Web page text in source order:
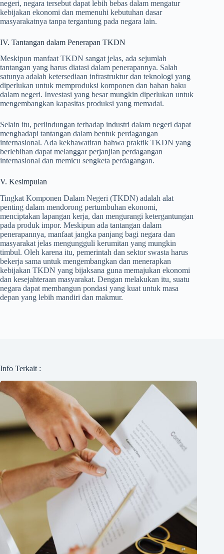
negeri, negara tersebut dapat lebih bebas dalam mengatur
kebijakan ekonomi dan memenuhi kebutuhan dasar
masyarakatnya tanpa tergantung pada negara lain.
IV. Tantangan dalam Penerapan TKDN
Meskipun manfaat TKDN sangat jelas, ada sejumlah
tantangan yang harus diatasi dalam penerapannya. Salah
satunya adalah ketersediaan infrastruktur dan teknologi yang
diperlukan untuk memproduksi komponen dan bahan baku
dalam negeri. Investasi yang besar mungkin diperlukan untuk
mengembangkan kapasitas produksi yang memadai.
Selain itu, perlindungan terhadap industri dalam negeri dapat
menghadapi tantangan dalam bentuk perdagangan
internasional. Ada kekhawatiran bahwa praktik TKDN yang
berlebihan dapat melanggar perjanjian perdagangan
internasional dan memicu sengketa perdagangan.
V. Kesimpulan
Tingkat Komponen Dalam Negeri (TKDN) adalah alat
penting dalam mendorong pertumbuhan ekonomi,
menciptakan lapangan kerja, dan mengurangi ketergantungan
pada produk impor. Meskipun ada tantangan dalam
penerapannya, manfaat jangka panjang bagi negara dan
masyarakat jelas mengungguli kerumitan yang mungkin
timbul. Oleh karena itu, pemerintah dan sektor swasta harus
bekerja sama untuk mengembangkan dan menerapkan
kebijakan TKDN yang bijaksana guna memajukan ekonomi
dan kesejahteraan masyarakat. Dengan melakukan itu, suatu
negara dapat membangun pondasi yang kuat untuk masa
depan yang lebih mandiri dan makmur.
Info Terkait :